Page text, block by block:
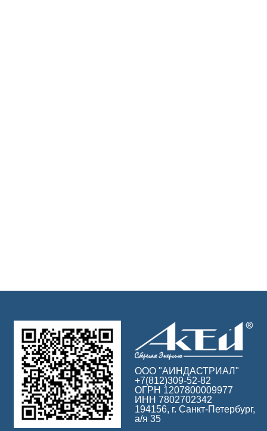
ООО "АИНДАСТРИАЛ"
+7(812)309-52-82
ОГРН 1207800009977
ИНН 7802702342
194156, г. Санкт-Петербург,
а/я 35